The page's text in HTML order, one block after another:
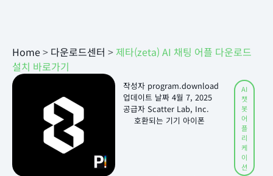
Home> 다운로드센터 > 제타(zeta) AI 채팅 어플 다운로드
설치 바로가기
작성자 program.download
업데이트 날짜 4월 7, 2025
공급자 Scatter Lab, Inc.
호환되는 기기 아이폰
AI
챗
봇
어
플
리
케
이
션